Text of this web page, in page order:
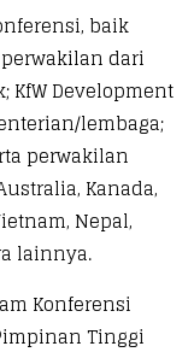
baik
dari
KfW Development
lembaga;
perwakilan
Kanada,
Nepal,
lainnya.
Konferensi
Tinggi